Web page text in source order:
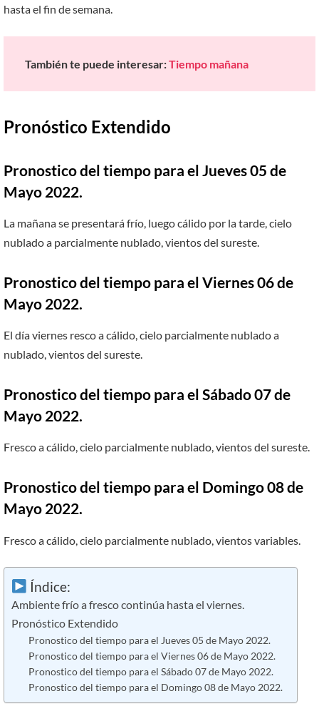
hasta el fin de semana.
También te puede interesar:Tiempo mañana
Pronóstico Extendido
Pronostico del tiempo para el Jueves 05 de
Mayo 2022.
La mañana se presentará frío, luego cálido por la tarde, cielo
nublado a parcialmente nublado, vientos del sureste.
Pronostico del tiempo para el Viernes 06 de
Mayo 2022.
El día viernes resco a cálido, cielo parcialmente nublado a
nublado, vientos del sureste.
Pronostico del tiempo para el Sábado 07 de
Mayo 2022.
Fresco a cálido, cielo parcialmente nublado, vientos del sureste.
Pronostico del tiempo para el Domingo 08 de
Mayo 2022.
Fresco a cálido, cielo parcialmente nublado, vientos variables.
Índice:
Ambiente frío a fresco continúa hasta el viernes.
Pronóstico Extendido
Pronostico del tiempo para el Jueves 05 de Mayo 2022.
Pronostico del tiempo para el Viernes 06 de Mayo 2022.
Pronostico del tiempo para el Sábado 07 de Mayo 2022.
Pronostico del tiempo para el Domingo 08 de Mayo 2022.